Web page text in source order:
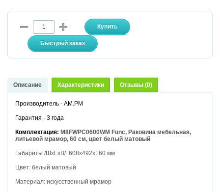
Описание Характеристики Отзывы (0)
Производитель - AM.PM
Гарантия - 3 года
Комплектация: M8FWPC0600WM Func, Раковина мебельная,
литьевой мрамор, 60 см, цвет белый матовый
Габариты /ШхГхВ/: 608х492х160 мм
Цвет: белый матовый
Материал: искусственный мрамор